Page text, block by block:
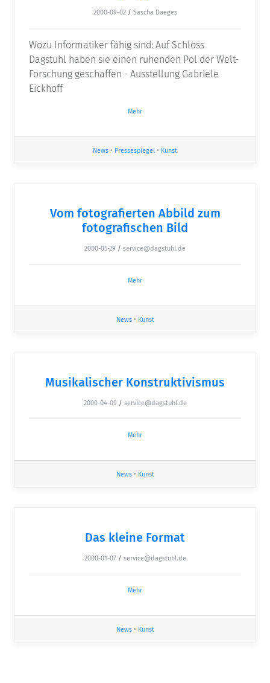
2000-09-02 / Sascha Daeges
Wozu Informatiker fähig sind: Auf Schloss
Dagstuhl haben sie einen ruhenden Pol der Welt-
Forschung geschaffen - Ausstellung Gabriele
Eickhoff
Mehr
News • Pressespiegel • Kunst
Vom fotografierten Abbild zum
fotografischen Bild
2000-05-29 / service@dagstuhl.de
Mehr
News• Kunst
Musikalischer Konstruktivismus
2000-04-09 / service@dagstuhl.de
Mehr
News• Kunst
Das kleine Format
2000-01-07 / service@dagstuhl.de
Mehr
News• Kunst